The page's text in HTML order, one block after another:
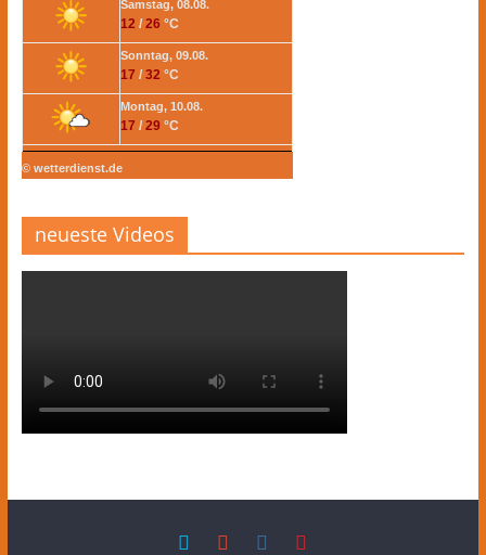
Samstag, 08.08.
12 / 26 °C
Sonntag, 09.08.
17 / 32 °C
Montag, 10.08.
17 / 29°C
© wetterdienst.de
neueste Videos